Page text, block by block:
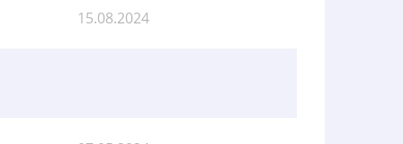
15.08.2024